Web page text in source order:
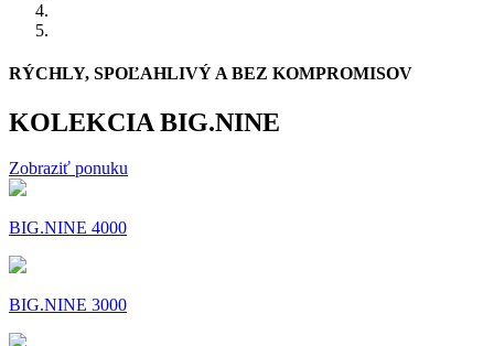
RÝCHLY, SPOĽAHLIVÝ A BEZ KOMPROMISOV
KOLEKCIA BIG.NINE
Zobraziť ponuku
BIG.NINE 4000
BIG.NINE 3000